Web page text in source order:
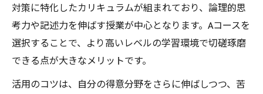
対策に特化したカリキュラムが組まれており、論理的思
考力や記述力を伸ばす授業が中心となります。Aコースを
選択することで、より高いレベルの学習環境で切磋琢磨
できる点が大きなメリットです。
活用のコツは、自分の得意分野をさらに伸ばしつつ、苦